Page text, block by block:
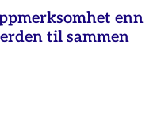
enn
til sammen